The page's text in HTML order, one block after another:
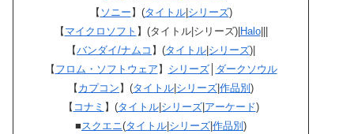
【 ソニー 】(タイトル| シリーズ)
【 マイクロソフト 】(タイトル|シリーズ)| Halo|||
【バンダイ/ナムコ 】(タイトル シリーズ)|
【 フロム・ソフトウェア 】 シリーズ│ ダークソウル
【 カプコン 】(タイトル シリーズ 作品別 )
【 コナミ 】(タイトル| シリーズ| アーケード)
■ スクエニ (タイトル シリーズ 作品別 )